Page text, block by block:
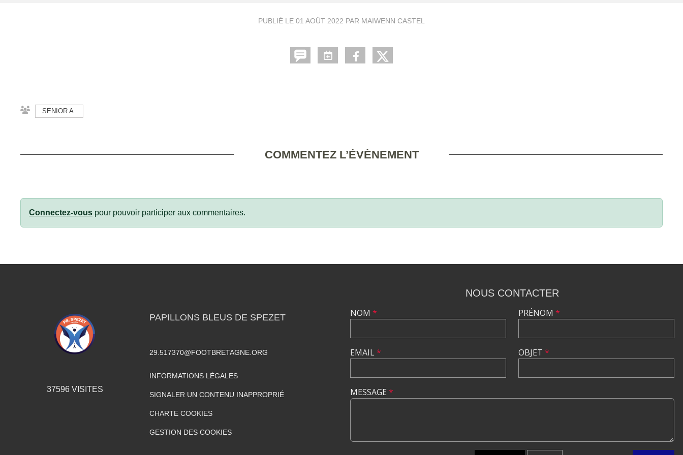
PUBLIÉ LE 01 AOÛT 2022 PAR MAIWENN CASTEL
SENIOR A
COMMENTEZ L’ÉVÈNEMENT
Connectez-vous pour pouvoir participer aux commentaires.
37596VISITES
PAPILLONS BLEUS DE SPEZET
29.517370@FOOTBRETAGNE.ORG
INFORMATIONS LÉGALES
SIGNALER UN CONTENU INAPPROPRIÉ
CHARTE COOKIES
GESTION DES COOKIES
NOUS CONTACTER
NOM *
EMAIL*
PRÉNOM *
OBJET *
MESSAGE *